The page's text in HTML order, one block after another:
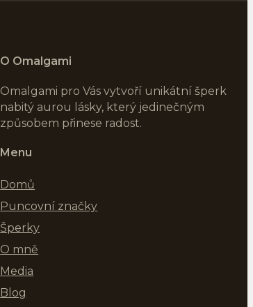
O Omalgami
Omalgami pro Vás vytvoří unikátní šperk
nabitý aurou lásky, který jedinečným
způsobem přinese radost.
Menu
Domů
Puncovní značky
Šperky
O mně
Media
Blog